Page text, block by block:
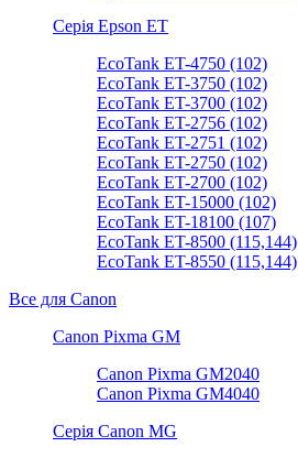
Серія Epson ET
EcoTank ET-4750 (102)
EcoTank ET-3750 (102)
EcoTank ET-3700 (102)
EcoTank ET-2756 (102)
EcoTank ET-2751 (102)
EcoTank ET-2750 (102)
EcoTank ET-2700 (102)
EcoTank ET-15000 (102)
EcoTank ET-18100 (107)
EcoTank ET-8500 (115,144)
EcoTank ET-8550 (115,144)
Все для Canon
Canon Pixma GM
Canon Pixma GM2040
Canon Pixma GM4040
Серія Canon MG